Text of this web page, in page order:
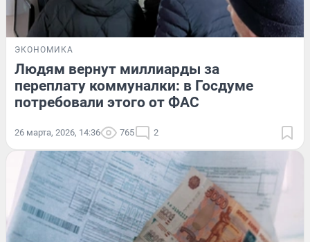
ЭКОНОМИКА
Людям вернут миллиарды за
переплату коммуналки: в Госдуме
потребовали этого от ФАС
26 марта, 2026, 14:36 765 2